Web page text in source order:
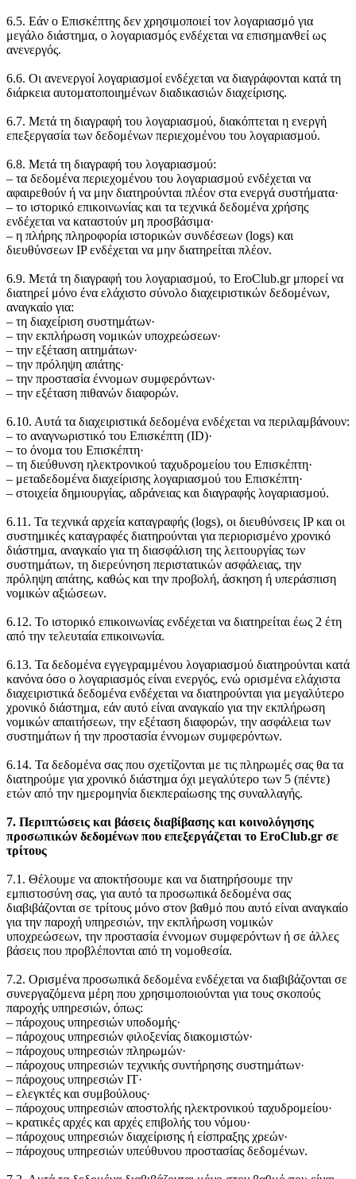
6.5. Εάν ο Επισκέπτης δεν χρησιμοποιεί τον λογαριασμό για
μεγάλο διάστημα, ο λογαριασμός ενδέχεται να επισημανθεί ως
ανενεργός.
6.6. Οι ανενεργοί λογαριασμοί ενδέχεται να διαγράφονται κατά τη
διάρκεια αυτοματοποιημένων διαδικασιών διαχείρισης.
6.7. Μετά τη διαγραφή του λογαριασμού, διακόπτεται η ενεργή
επεξεργασία των δεδομένων περιεχομένου του λογαριασμού.
6.8. Μετά τη διαγραφή του λογαριασμού:
‒ τα δεδομένα περιεχομένου του λογαριασμού ενδέχεται να
αφαιρεθούν ή να μην διατηρούνται πλέον στα ενεργά συστήματα·
‒ το ιστορικό επικοινωνίας και τα τεχνικά δεδομένα χρήσης
ενδέχεται να καταστούν μη προσβάσιμα·
‒ η πλήρης πληροφορία ιστορικών συνδέσεων (logs) και
διευθύνσεων IP ενδέχεται να μην διατηρείται πλέον.
6.9. Μετά τη διαγραφή του λογαριασμού, το EroClub.gr μπορεί να
διατηρεί μόνο ένα ελάχιστο σύνολο διαχειριστικών δεδομένων,
αναγκαίο για:
‒ τη διαχείριση συστημάτων·
‒ την εκπλήρωση νομικών υποχρεώσεων·
‒ την εξέταση αιτημάτων·
‒ την πρόληψη απάτης·
‒ την προστασία έννομων συμφερόντων·
‒ την εξέταση πιθανών διαφορών.
6.10. Αυτά τα διαχειριστικά δεδομένα ενδέχεται να περιλαμβάνουν:
‒ το αναγνωριστικό του Επισκέπτη (ID)·
‒ το όνομα του Επισκέπτη·
‒ τη διεύθυνση ηλεκτρονικού ταχυδρομείου του Επισκέπτη·
‒ μεταδεδομένα διαχείρισης λογαριασμού του Επισκέπτη·
‒ στοιχεία δημιουργίας, αδράνειας και διαγραφής λογαριασμού.
6.11. Τα τεχνικά αρχεία καταγραφής (logs), οι διευθύνσεις IP και οι
συστημικές καταγραφές διατηρούνται για περιορισμένο χρονικό
διάστημα, αναγκαίο για τη διασφάλιση της λειτουργίας των
συστημάτων, τη διερεύνηση περιστατικών ασφάλειας, την
πρόληψη απάτης, καθώς και την προβολή, άσκηση ή υπεράσπιση
νομικών αξιώσεων.
6.12. Το ιστορικό επικοινωνίας ενδέχεται να διατηρείται έως 2 έτη
από την τελευταία επικοινωνία.
6.13. Τα δεδομένα εγγεγραμμένου λογαριασμού διατηρούνται κατά
κανόνα όσο ο λογαριασμός είναι ενεργός, ενώ ορισμένα ελάχιστα
διαχειριστικά δεδομένα ενδέχεται να διατηρούνται για μεγαλύτερο
χρονικό διάστημα, εάν αυτό είναι αναγκαίο για την εκπλήρωση
νομικών απαιτήσεων, την εξέταση διαφορών, την ασφάλεια των
συστημάτων ή την προστασία έννομων συμφερόντων.
6.14. Τα δεδομένα σας που σχετίζονται με τις πληρωμές σας θα τα
διατηρούμε για χρονικό διάστημα όχι μεγαλύτερο των 5 (πέντε)
ετών από την ημερομηνία διεκπεραίωσης της συναλλαγής.
7. Περιπτώσεις και βάσεις διαβίβασης και κοινολόγησης
προσωπικών δεδομένων που επεξεργάζεται το EroClub.gr σε
τρίτους
7.1. Θέλουμε να αποκτήσουμε και να διατηρήσουμε την
εμπιστοσύνη σας, για αυτό τα προσωπικά δεδομένα σας
διαβιβάζονται σε τρίτους μόνο στον βαθμό που αυτό είναι αναγκαίο
για την παροχή υπηρεσιών, την εκπλήρωση νομικών
υποχρεώσεων, την προστασία έννομων συμφερόντων ή σε άλλες
βάσεις που προβλέπονται από τη νομοθεσία.
7.2. Ορισμένα προσωπικά δεδομένα ενδέχεται να διαβιβάζονται σε
συνεργαζόμενα μέρη που χρησιμοποιούνται για τους σκοπούς
παροχής υπηρεσιών, όπως:
‒ πάροχους υπηρεσιών υποδομής·
‒ πάροχους υπηρεσιών φιλοξενίας διακομιστών·
‒ πάροχους υπηρεσιών πληρωμών·
‒ πάροχους υπηρεσιών τεχνικής συντήρησης συστημάτων·
‒ πάροχους υπηρεσιών IT·
‒ ελεγκτές και συμβούλους·
‒ πάροχους υπηρεσιών αποστολής ηλεκτρονικού ταχυδρομείου·
‒ κρατικές αρχές και αρχές επιβολής του νόμου·
‒ πάροχους υπηρεσιών διαχείρισης ή είσπραξης χρεών·
‒ πάροχους υπηρεσιών υπεύθυνου προστασίας δεδομένων.